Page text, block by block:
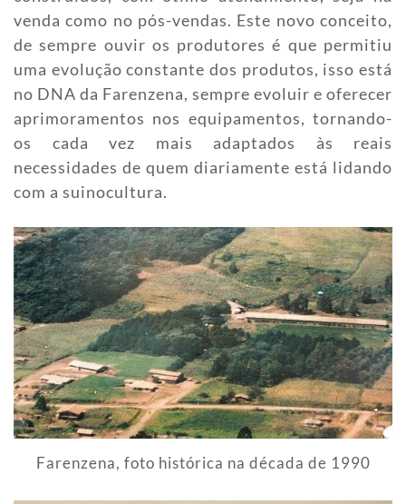
venda como no pós-vendas. Este novo conceito,
de sempre ouvir os produtores é que permitiu
uma evolução constante dos produtos, isso está
no DNA da Farenzena, sempre evoluir e oferecer
aprimoramentos nos equipamentos, tornando-
os cada vez mais adaptados às reais
necessidades de quem diariamente está lidando
com a suinocultura.
Farenzena, foto histórica na década de 1990